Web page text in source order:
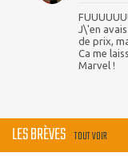
J\'en
de prix,
Ca me
Marvel !
LES BRÈVES TOUT VOIR